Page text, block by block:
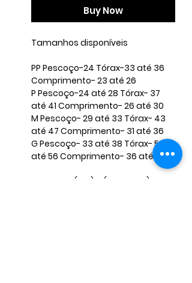
Buy Now
Tamanhos disponíveis ​
​PP Pescoço-24 Tórax-33 até 36
Comprimento- 23 até 26 ​
P Pescoço-24 até 28 Tórax- 37
até 41 Comprimento- 26 até 30 ​
M Pescoço- 29 até 33 Tórax- 43
até 47 Comprimento- 31 até 36
​G Pescoço- 33 até 38 Tórax- 52
até 56 Comprimento- 36 até 40 ​
TAMANHO (GG) e (EXTRA GG) O